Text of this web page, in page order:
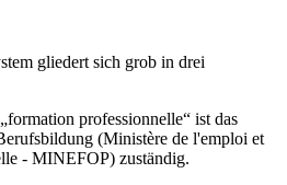
gliedert sich grob in drei
professionnelle“ ist das
(Ministère de l'emploi et
- MINEFOP) zuständig.